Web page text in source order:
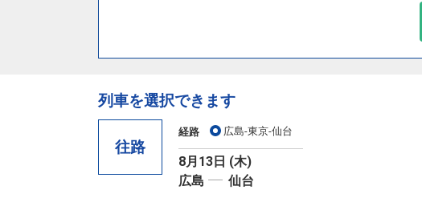
列車を選択できます
往路
経路 広島-東京-仙台
8月13日 (木)
広島
仙台